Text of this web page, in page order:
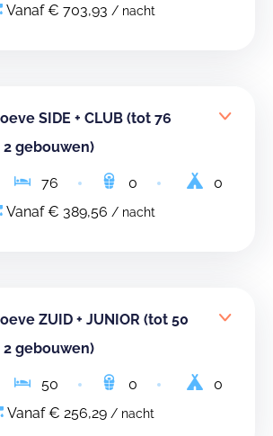
Vanaf € 703,93 / nacht
SIDE + CLUB (tot 76
2 gebouwen)
76 0
0
Vanaf € 389,56 / nacht
ZUID + JUNIOR (tot 50
2 gebouwen)
50 0
0
Vanaf € 256,29 / nacht